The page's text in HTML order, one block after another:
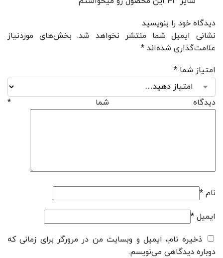
دیدگاه خود را بنویسید
نشانی ایمیل شما منتشر نخواهد شد. بخش‌های موردنیاز
علامت‌گذاری شده‌اند *
امتیاز شما *
دیدگاه شما *
نام *
ایمیل *
ذخیره نام، ایمیل و وبسایت من در مرورگر برای زمانی که
دوباره دیدگاهی می‌نویسم.